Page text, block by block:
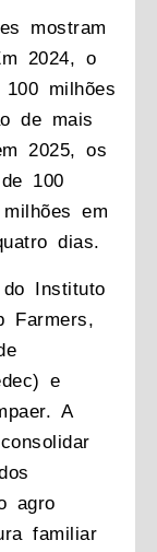
mostram
2024, o
milhões
de mais
2025, os
100
em
dias.
Instituto
Farmers,
e
A
agro
familiar